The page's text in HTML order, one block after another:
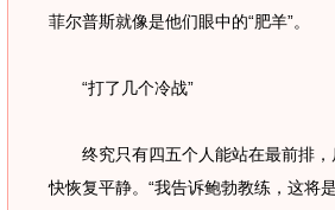
菲尔普斯就像是他们眼中的“肥羊”。
“打了几个冷战”
终究只有四五个人能站在最前排，
快恢复平静。“我告诉鲍勃教练，这将